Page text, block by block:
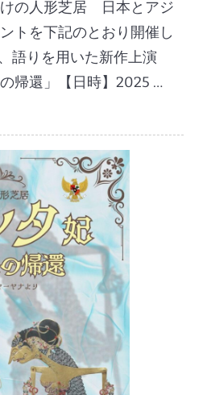
の人形芝居 日本とアジ
トを下記のとおり開催し
語りを用いた新作上演
帰還」【日時】2025 …